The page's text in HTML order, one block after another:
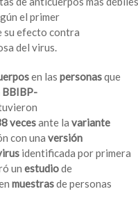
el primer
su efecto contra
del virus.
en laspersonasque
BBIBP-
vecesante la variante
con unaversión
identificada por primera
unestudiode
muestrasde personas